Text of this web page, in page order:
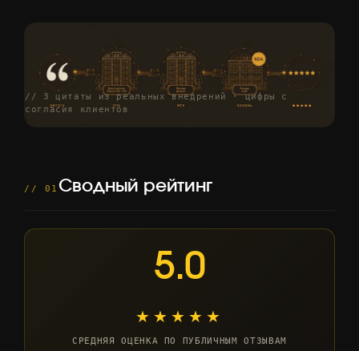
// 3 цитаты из реальных внедрений · цифры с
согласия клиентов
// 01 Сводный рейтинг
5.0
★★★★★
СРЕДНЯЯ ОЦЕНКА ПО ПУБЛИЧНЫМ ОТЗЫВАМ